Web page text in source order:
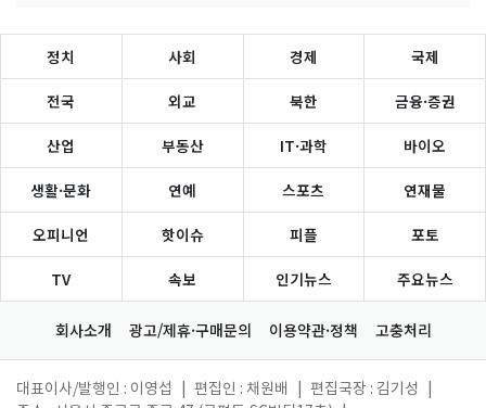
정치 사회 경제 국제
전국 외교 북한 금융·증권
산업 부동산 IT·과학 바이오
생활·문화 연예 스포츠 연재물
오피니언 핫이슈 피플 포토
TV 속보 인기뉴스 주요뉴스
회사소개 광고/제휴·구매문의 이용약관·정책 고충처리
대표이사/발행인 : 이영섭 편집인 : 채원배 편집국장 : 김기성